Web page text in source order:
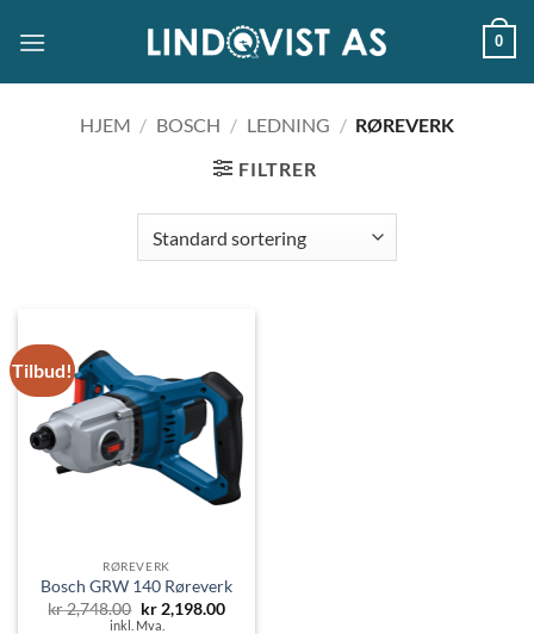
0
HJEM / BOSCH / LEDNING / RØREVERK
FILTRER
Tilbud!
RØREVERK
Bosch GRW 140 Røreverk
kr2,748.00 Opprinnelig
pris
kr2,198.00Nåværende
inkl. Mva.